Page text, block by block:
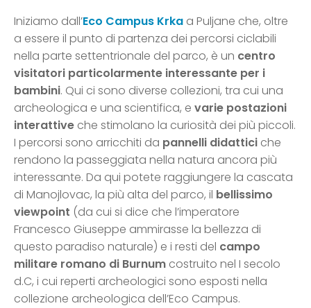
Iniziamo dall’Eco Campus Krka a Puljane che, oltre
a essere il punto di partenza dei percorsi ciclabili
nella parte settentrionale del parco, è un centro
visitatori particolarmente interessante per i
bambini. Qui ci sono diverse collezioni, tra cui una
archeologica e una scientifica, e varie postazioni
interattive che stimolano la curiosità dei più piccoli.
I percorsi sono arricchiti da pannelli didattici che
rendono la passeggiata nella natura ancora più
interessante. Da qui potete raggiungere la cascata
di Manojlovac, la più alta del parco, il bellissimo
viewpoint (da cui si dice che l’imperatore
Francesco Giuseppe ammirasse la bellezza di
questo paradiso naturale) e i resti del campo
militare romano di Burnum costruito nel I secolo
d.C, i cui reperti archeologici sono esposti nella
collezione archeologica dell’Eco Campus.